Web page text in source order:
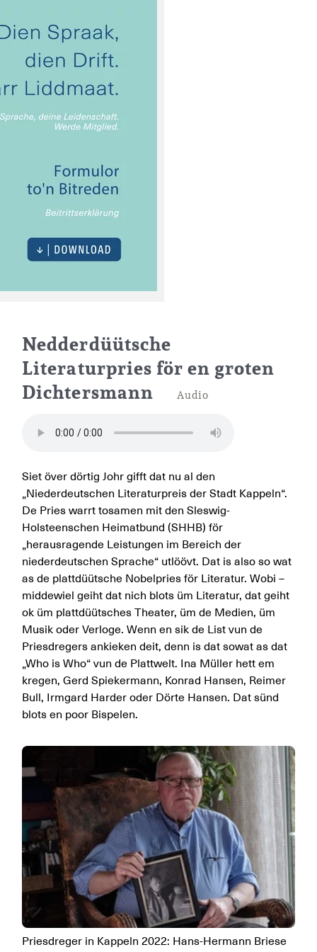
Kappelner Literaturpreis
Nedderdüütsche
Literaturpries för en groten
Dichtersmann
Audio
Siet över dörtig Johr gifft dat nu al den
„Niederdeutschen Literaturpreis der Stadt Kappeln“.
De Pries warrt tosamen mit den Sleswig-
Holsteenschen Heimatbund (SHHB) för
„herausragende Leistungen im Bereich der
niederdeutschen Sprache“ utlöövt. Dat is also so wat
as de plattdüütsche Nobelpries för Literatur. Wobi –
middewiel geiht dat nich blots üm Literatur, dat geiht
ok üm plattdüütsches Theater, üm de Medien, üm
Musik oder Verloge. Wenn en sik de List vun de
Priesdregers ankieken deit, denn is dat sowat as dat
„Who is Who“ vun de Plattwelt. Ina Müller hett em
kregen, Gerd Spiekermann, Konrad Hansen, Reimer
Bull, Irmgard Harder oder Dörte Hansen. Dat sünd
blots en poor Bispelen.
Priesdreger in Kappeln 2022: Hans-Hermann Briese